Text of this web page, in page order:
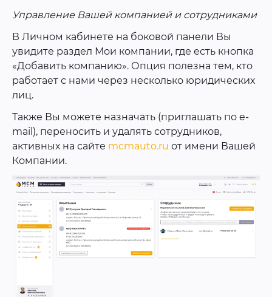
Управление Вашей компанией и сотрудниками
В Личном кабинете на боковой панели Вы
увидите раздел Мои компании, где есть кнопка
«Добавить компанию». Опция полезна тем, кто
работает с нами через несколько юридических
лиц.
Также Вы можете назначать (приглашать по e-
mail), переносить и удалять сотрудников,
активных на сайте mcmauto.ru от имени Вашей
Компании.